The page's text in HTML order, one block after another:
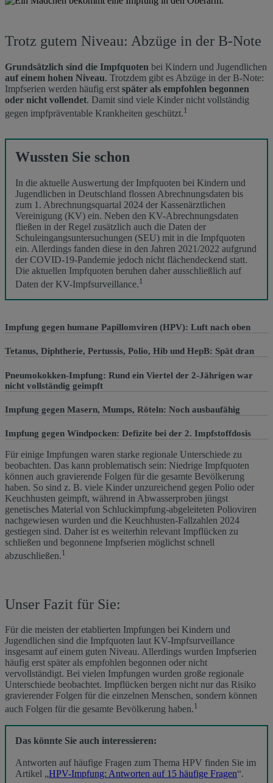
oben?
Trotz gutem Niveau: Abzüge in der B-Note
Grundsätzlich sind die Impfquoten bei Kindern und Jugendlichen
auf einem hohen Niveau. Trotzdem gibt es Abzüge in der B-Note:
Impfserien werden häufig erst später als empfohlen begonnen
oder nicht vollendet. Damit sind viele Kinder nicht vollständig
gegen impfpräventable Krankheiten geschützt.1
Wussten Sie schon
In die aktuelle Auswertung der Impfquoten bei Kindern und
Jugendlichen in Deutschland flossen Abrechnungsdaten bis
zum 1. Abrechnungsquartal 2024 der Kassenärztlichen
Vereinigung (KV) ein. Neben den KV-Abrechnungsdaten
fließen in der Regel zusätzlich auch die Daten der
Schuleingangsuntersuchungen (SEU) mit in die Impfquoten
ein. Allerdings fanden diese in den Jahren 2021/2022 aufgrund
der COVID-19-Pandemie jedoch nicht flächendeckend statt.
Die aktuellen Impfquoten beruhen daher ausschließlich auf
Daten der KV-Impfsurveillance.1
Impfung gegen humane Papillomviren (HPV): Luft nach oben
Tetanus, Diphtherie, Pertussis, Polio, Hib und HepB: Spät dran
Pneumokokken-Impfung: Rund ein Viertel der 2-Jährigen war
nicht vollständig geimpft
Impfung gegen Masern, Mumps, Röteln: Noch ausbaufähig
Impfung gegen Windpocken: Defizite bei der 2. Impfstoffdosis
Für einige Impfungen waren starke regionale Unterschiede zu
beobachten. Das kann problematisch sein: Niedrige Impfquoten
können auch gravierende Folgen für die gesamte Bevölkerung
haben. So sind z. B. viele Kinder unzureichend gegen Polio oder
Keuchhusten geimpft, während in Abwasserproben jüngst
genetisches Material von Schluckimpfung-abgeleiteten Polioviren
nachgewiesen wurden und die Keuchhusten-Fallzahlen 2024
gestiegen sind. Daher ist es weiterhin relevant Impflücken zu
schließen und begonnene Impfserien möglichst schnell
abzuschließen.1
Unser Fazit für Sie:
Für die meisten der etablierten Impfungen bei Kindern und
Jugendlichen sind die Impfquoten laut KV-Impfsurveillance
insgesamt auf einem guten Niveau. Allerdings wurden Impfserien
häufig erst später als empfohlen begonnen oder nicht
vervollständigt. Bei vielen Impfungen wurden große regionale
Unterschiede beobachtet. Impflücken bergen nicht nur das Risiko
gravierender Folgen für die einzelnen Menschen, sondern können
auch Folgen für die gesamte Bevölkerung haben.1
Das könnte Sie auch interessieren:
Antworten auf häufige Fragen zum Thema HPV finden Sie im
Artikel „HPV-Impfung: Antworten auf 15 häufige Fragen“.